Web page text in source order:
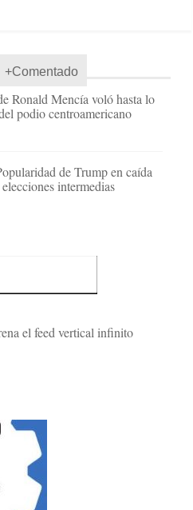
+Comentado
Ronald Mencía voló hasta lo
podio centroamericano
de Trump en caída
intermedias
el feed vertical infinito